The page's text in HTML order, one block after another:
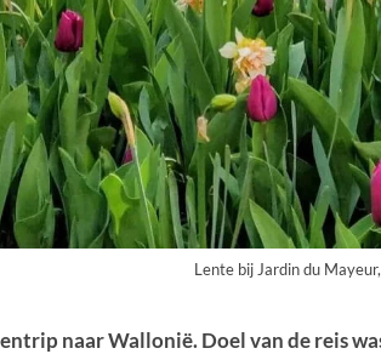
Lente bij Jardin du
naar Wallonië. Doel van de reis